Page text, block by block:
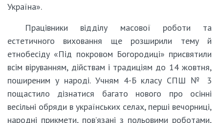
Україна».
Працівники відділу масової роботи та
естетичного виховання ще розширили тему й
етнобесіду «Під покровом Богородиці» присвятили
всім віруванням, дійствам і традиціям до 14 жовтня,
поширеним у народі. Учням 4-Б класу СПШ № 3
пощастило дізнатися багато нового про осінні
весільні обряди в українських селах, перші вечорниці,
народні прикмети, пов’язані з польовими роботами,